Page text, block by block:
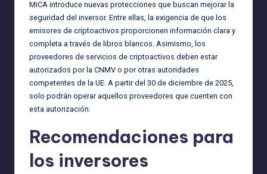
MiCA introduce nuevas protecciones que buscan mejorar la
seguridad del inversor. Entre ellas, la exigencia de que los
emisores de criptoactivos proporcionen información clara y
completa a través de libros blancos. Asimismo, los
proveedores de servicios de criptoactivos deben estar
autorizados por la CNMV o por otras autoridades
competentes de la UE. A partir del 30 de diciembre de 2025,
solo podrán operar aquellos proveedores que cuenten con
esta autorización.
Recomendaciones para
los inversores